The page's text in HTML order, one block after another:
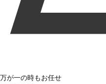
万が一の時もお任せ